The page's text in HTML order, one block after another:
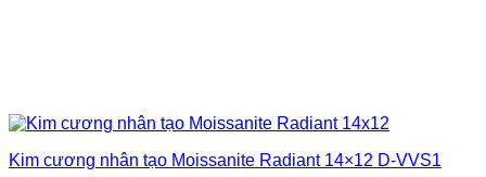
Kim cương nhân tạo Moissanite Radiant 14×12 D-VVS1